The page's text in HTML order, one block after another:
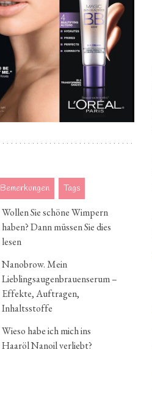
Bemerkungen Tags
Wollen Sie schöne Wimpern
haben? Dann müssen Sie dies
lesen
Nanobrow. Mein
Lieblingsaugenbrauenserum –
Effekte, Auftragen,
Inhaltsstoffe
Wieso habe ich mich ins
Haaröl Nanoil verliebt?